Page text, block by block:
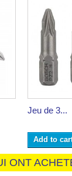
Jeu de 3...
Add to
ONT